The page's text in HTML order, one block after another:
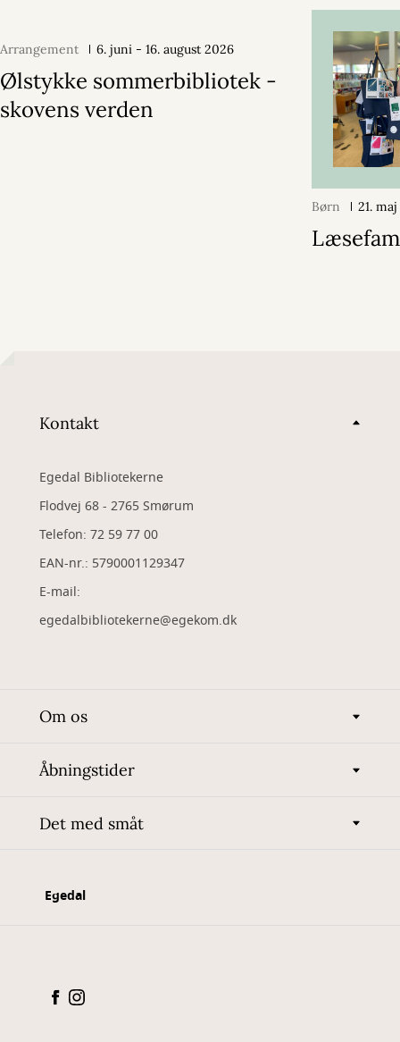
Arrangement 6. juni - 16. august 2026
Ølstykke sommerbibliotek -
skovens verden
Børn 21.
Kontakt
Egedal Bibliotekerne
Flodvej 68 - 2765 Smørum
Telefon: 72 59 77 00
EAN-nr.: 5790001129347
​E-mail:
egedalbibliotekerne@egekom.dk
Om os
Åbningstider
Det med småt
Egedal